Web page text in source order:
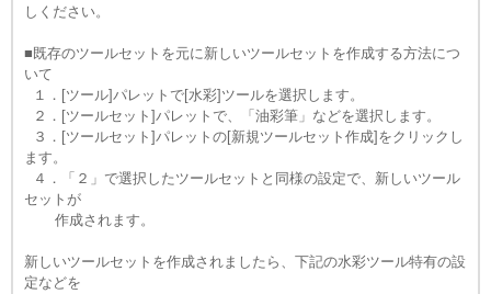
しください。
■既存のツールセットを元に新しいツールセットを作成する方法につ
いて
１．[ツール]パレットで[水彩]ツールを選択します。
２．[ツールセット]パレットで、「油彩筆」などを選択します。
３．[ツールセット]パレットの[新規ツールセット作成]をクリックし
ます。
４．「２」で選択したツールセットと同様の設定で、新しいツール
セットが
作成されます。
新しいツールセットを作成されましたら、下記の水彩ツール特有の設
定などを